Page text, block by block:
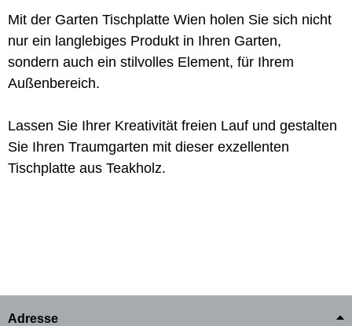
Mit der Garten Tischplatte Wien holen Sie sich nicht
nur ein langlebiges Produkt in Ihren Garten,
sondern auch ein stilvolles Element, für Ihrem
Außenbereich.
Lassen Sie Ihrer Kreativität freien Lauf und gestalten
Sie Ihren Traumgarten mit dieser exzellenten
Tischplatte aus Teakholz.
Adresse